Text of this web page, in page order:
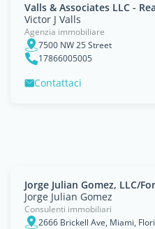
Valls & Associates LLC -
Victor J Valls
Agenzia immobiliare
7500 NW 25 Street
17866005005
Contattaci
Jorge Julian Gomez, LLC/
Jorge Julian Gomez
Consulenti immobiliari
2666 Brickell Ave, Miami,